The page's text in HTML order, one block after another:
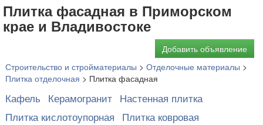
Плитка фасадная в Приморском
крае и Владивостоке
Добавить объявление
Строительство и стройматериалы > Отделочные материалы >
Плитка отделочная > Плитка фасадная
Кафель Керамогранит Настенная плитка
Плитка кислотоупорная Плитка ковровая